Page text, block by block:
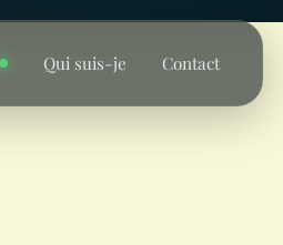
Qui suis-je Contact